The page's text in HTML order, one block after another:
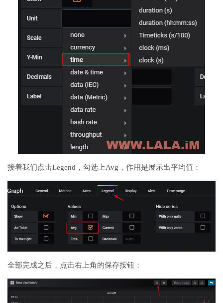
接着我们点击Legend，勾选上Avg，作用是展示出平均值：
全部完成之后，点击右上角的保存按钮：